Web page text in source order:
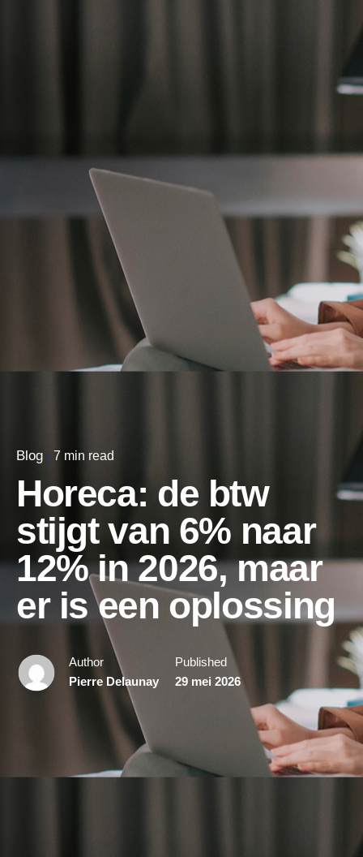
Blog 7 min read
Horeca: de btw
stijgt van 6% naar
12% in 2026, maar
er is een oplossing
Author
Pierre Delaunay
Published
29 mei 2026